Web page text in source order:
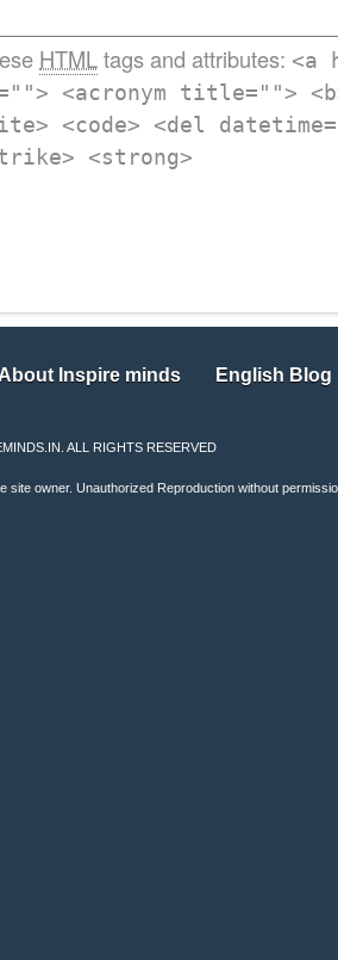
HTMLtags and attributes: <a
<acronym title="">
<code> <del
<strong>
Inspire minds
About Inspire minds English Blog
English Blog
ALL RIGHTS RESERVED
site owner. Unauthorized Reproduction without